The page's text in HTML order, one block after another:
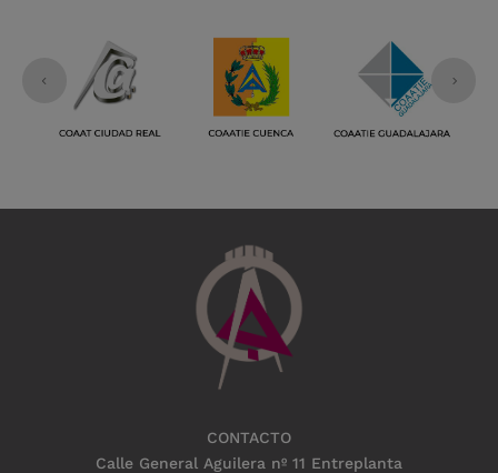
CONTACTO
Calle General Aguilera nº 11 Entreplanta